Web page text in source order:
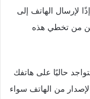
لإرسال الهاتف إلى
من تخطي هذه
حاليًا على هاتفك
من الهاتف سواء